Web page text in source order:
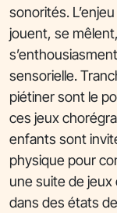
sonorités.
jouent, se
sensorielle.
piétiner sont le
ces jeux
enfants sont
physique pour
une suite de jeux
dans des états